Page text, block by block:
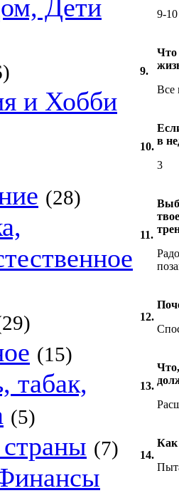
Дети
и Хобби
(28)
(15)
табак,
(5)
(7)
9-10
9.
Что
Все
10. в
3
11.
12.
13.
14.
Как